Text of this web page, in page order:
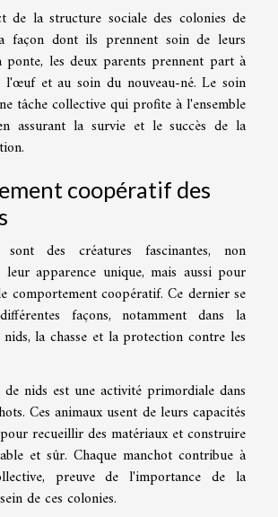
de la structure sociale des colonies de
façon dont ils prennent soin de leurs
ponte, les deux parents prennent part à
l'œuf et au soin du nouveau-né. Le soin
tâche collective qui profite à l'ensemble
assurant la survie et le succès de la
coopératif des
sont des créatures fascinantes, non
apparence unique, mais aussi pour
comportement coopératif. Ce dernier se
façons, notamment dans la
la chasse et la protection contre les
nids est une activité primordiale dans
Ces animaux usent de leurs capacités
recueillir des matériaux et construire
et sûr. Chaque manchot contribue à
preuve de l'importance de la
de ces colonies.